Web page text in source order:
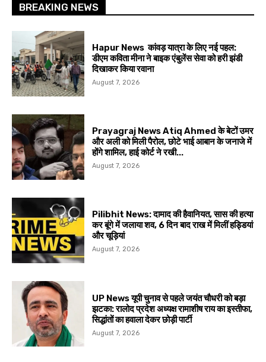
BREAKING NEWS
Hapur News कांवड़ यात्रा के लिए नई पहल:
डीएम कविता मीना ने बाइक एंबुलेंस सेवा को हरी झंडी
दिखाकर किया रवाना
August 7, 2026
Prayagraj News Atiq Ahmed के बेटों उमर
और अली को मिली पैरोल, छोटे भाई आबान के जनाजे में
होंगे शामिल, हाई कोर्ट ने रखी...
August 7, 2026
Pilibhit News: दामाद की हैवानियत, सास की हत्या
कर बूंगे में जलाया शव, 6 दिन बाद राख में मिलीं हड्डियां
और चूड़ियां
August 7, 2026
UP News यूपी चुनाव से पहले जयंत चौधरी को बड़ा
झटका: रालोद प्रदेश अध्यक्ष रामाशीष राय का इस्तीफा,
सिद्धांतों का हवाला देकर छोड़ी पार्टी
August 7, 2026